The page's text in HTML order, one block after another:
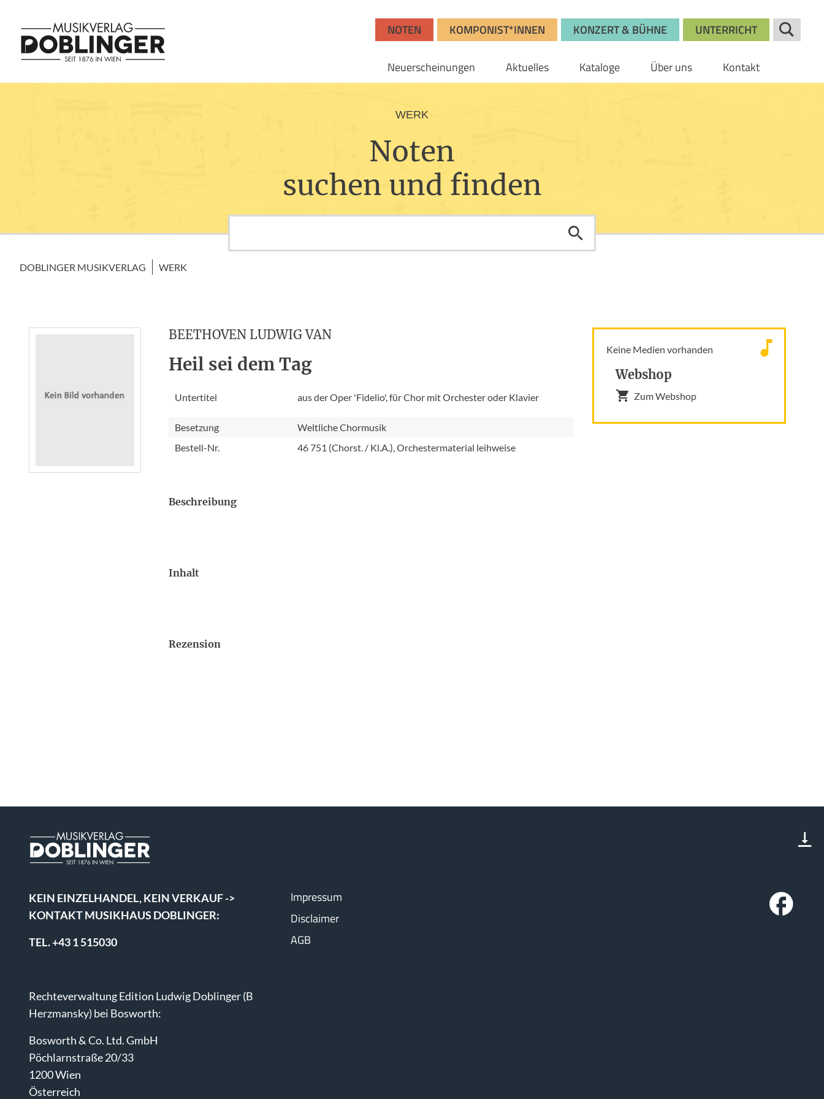
NOTEN KOMPONIST*INNEN KONZERT & BÜHNE UNTERRICHT
Neuerscheinungen Aktuelles Kataloge Über uns Kontakt
WERK
Noten
suchen und finden
DOBLINGER MUSIKVERLAG WERK
BEETHOVEN LUDWIG VAN
Heil sei dem Tag
Untertitel aus der Oper 'Fidelio', für Chor mit Orchester oder Klavier
Besetzung
Weltliche Chormusik
Bestell-Nr.
46 751 (Chorst. / Kl.A.), Orchestermaterial leihweise
Keine Medien vorhanden
Webshop
Zum Webshop
Beschreibung
Inhalt
Rezension
KEIN EINZELHANDEL, KEIN VERKAUF ->
KONTAKT MUSIKHAUS DOBLINGER:
TEL. +43 1 515030
Rechteverwaltung Edition Ludwig Doblinger (B
Herzmansky) bei Bosworth:
Bosworth & Co. Ltd. GmbH
Pöchlarnstraße 20/33
1200 Wien
Österreich
Impressum
Disclaimer
AGB